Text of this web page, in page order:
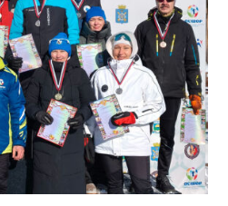
Читать